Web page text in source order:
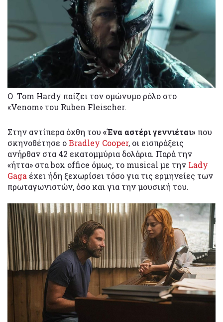
Ο Tom Hardy παίζει τον ομώνυμο ρόλο στο
«Venom» του Ruben Fleischer.
Στην αντίπερα όχθη του «Ένα αστέρι γεννιέται» που
σκηνοθέτησε οBradley Cooper, οι εισπράξεις
ανήρθαν στα 42 εκατομμύρια δολάρια. Παρά την
«ήττα» στα box office όμως, το musical με την Lady
Gaga έχει ήδη ξεχωρίσει τόσο για τις ερμηνείες των
πρωταγωνιστών, όσο και για την μουσική του.